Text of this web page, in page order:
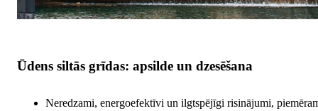
Ūdens siltās grīdas: apsilde un dzesēšana
Neredzami, energoefektīvi un ilgtspējīgi risinājumi,